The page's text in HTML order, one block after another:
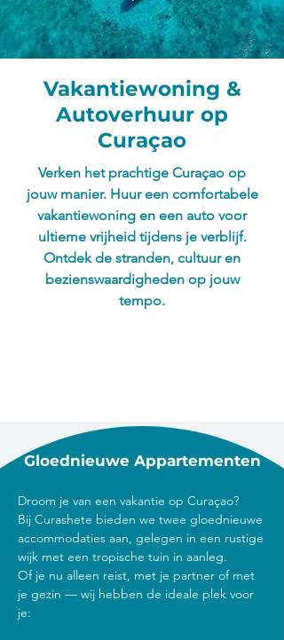
Vakantiewoning &
Autoverhuur op
Curaçao
Verken het prachtige Curaçao op
jouw manier. Huur een comfortabele
vakantiewoning en een auto voor
ultieme vrijheid tijdens je verblijf.
Ontdek de stranden, cultuur en
bezienswaardigheden op jouw
tempo.
Gloednieuwe Appartementen
Droom je van een vakantie op Curaçao?
Bij Curashete bieden we twee gloednieuwe
accommodaties aan, gelegen in een rustige
wijk met een tropische tuin in aanleg.
Of je nu alleen reist, met je partner of met
je gezin — wij hebben de ideale plek voor
je: